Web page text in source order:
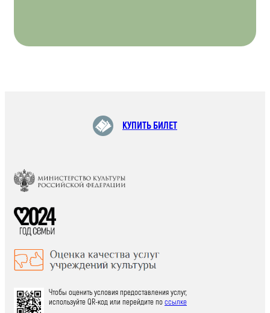
КУПИТЬ БИЛЕТ
Чтобы оценить условия предоставления услуг,
используйте QR-код или перейдите поссылке